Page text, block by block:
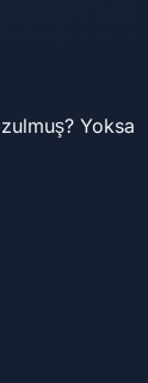
Yoksa